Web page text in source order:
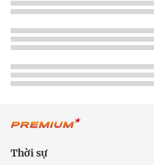
Thời sự